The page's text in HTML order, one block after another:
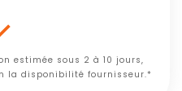
estimée sous 2 à 10 jours,
la disponibilité fournisseur.*